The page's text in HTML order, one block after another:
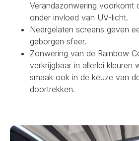
Verandazonwering voorkomt
onder invloed van UV-licht.
Neergelaten screens geven
geborgen sfeer.
Zonwering van de Rainbow
verkrijgbaar in allerlei kleuren
smaak ook in de keuze van
doortrekken.